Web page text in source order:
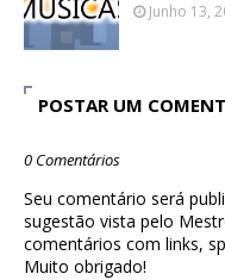
Junho 13,
POSTAR UM
0 Comentários
Seu comentário será
sugestão vista pelo
comentários com links,
Muito obrigado!